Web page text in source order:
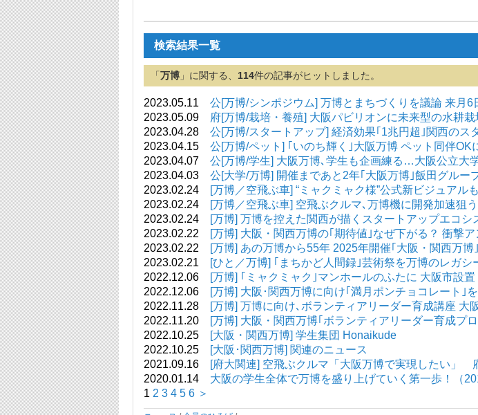
検索結果一覧
「 万博 」に関する、 114件の記事がヒットしました。
2023.05.11 公[万博/シンポジウム] 万博とまちづくりを議論 来月6
2023.05.09
府[万博/栽培・養殖] 大阪パビリオンに未来型の水耕
2023.04.28 公[万博/スタートアップ] 経済効果｢1兆円超｣関西の
2023.04.15 公[万博/ペット] ｢いのち輝く｣大阪万博 ペット同伴OK
2023.04.07 公[万博/学生] 大阪万博､学生も企画練る…大阪公立大
2023.04.03 公[大学/万博] 開催まであと2年｢大阪万博｣飯田グル
2023.02.24
[万博／空飛ぶ車] “ミャクミャク様”公式新ビジュアル
2023.02.24
[万博／空飛ぶ車] 空飛ぶクルマ､万博機に開発加速狙
2023.02.24
[万博] 万博を控えた関西が描くスタートアップエコ
2023.02.22
[万博] 大阪・関西万博の｢期待値｣なぜ下がる？ 衝撃ア
2023.02.22
[万博] あの万博から55年 2025年開催｢大阪・関西万
2023.02.21
[ひと／万博] ｢まちかど人間録｣芸術祭を万博のレガ
2022.12.06
[万博] ｢ミャクミャク｣マンホールのふたに 大阪市設置
2022.12.06
[万博] 大阪･関西万博に向け｢満月ポンチョコレート｣
2022.11.28
[万博] 万博に向け､ボランティアリーダー育成講座 大
2022.11.20
[万博] 大阪・関西万博｢ボランティアリーダー育成プ
2022.10.25
[大阪・関西万博] 学生集団 Honaikude
2022.10.25
[大阪･関西万博] 関連のニュース
2021.09.16
[府大関連] 空飛ぶクルマ「大阪万博で実現したい」
2020.01.14 大阪の学生全体で万博を盛り上げていく第一歩！（
1 2 3 4 5 6 ＞